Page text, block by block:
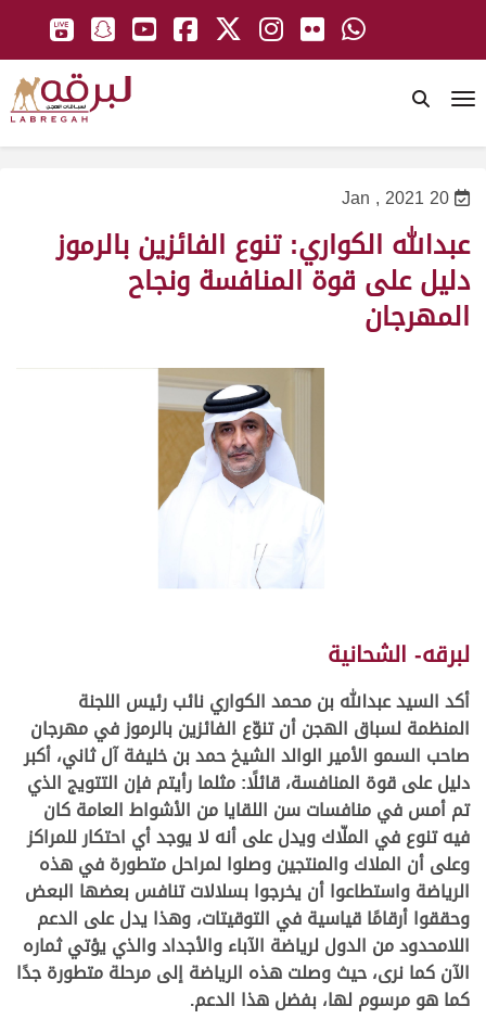
20 Jan , 2021
عبدالله الكواري: تنوع الفائزين بالرموز
دليل على قوة المنافسة ونجاح
المهرجان
لبرقه- الشحانية
أكد السيد عبدالله بن محمد الكواري نائب رئيس اللجنة
المنظمة لسباق الهجن أن تنوّع الفائزين بالرموز في مهرجان
صاحب السمو الأمير الوالد الشيخ حمد بن خليفة آل ثاني، أكبر
دليل على قوة المنافسة، قائلًا: مثلما رأيتم فإن التتويج الذي
تم أمس في منافسات سن اللقايا من الأشواط العامة كان
فيه تنوع في الملّاك ويدل على أنه لا يوجد أي احتكار للمراكز
وعلى أن الملاك والمنتجين وصلوا لمراحل متطورة في هذه
الرياضة واستطاعوا أن يخرجوا بسلالات تنافس بعضها البعض
وحققوا أرقامًا قياسية في التوقيتات، وهذا يدل على الدعم
اللامحدود من الدول لرياضة الآباء والأجداد والذي يؤتي ثماره
الآن كما نرى، حيث وصلت هذه الرياضة إلى مرحلة متطورة جدًا
كما هو مرسوم لها، بفضل هذا الدعم.